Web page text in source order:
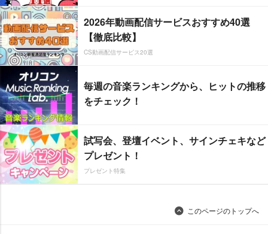
2026年動画配信サービスおすすめ40選
【徹底比較】
CS動画配信サービス20選
毎週の音楽ランキングから、ヒットの推移
をチェック！
試写会、登壇イベント、サインチェキなど
プレゼント！
プレゼント特集
このページのトップへ